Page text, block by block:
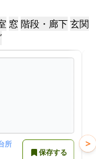
窓 階段・廊下玄関
所
保存する
>